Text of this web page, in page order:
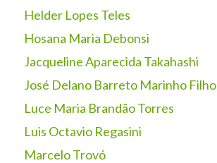
Helder Lopes Teles
Hosana Maria Debonsi
Jacqueline Aparecida Takahashi
José Delano Barreto Marinho Filho
Luce Maria Brandão Torres
Luis Octavio Regasini
Marcelo Trovó